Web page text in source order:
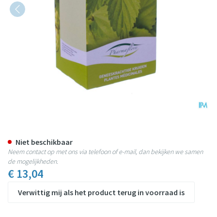
€ 13,04
Verwittig mij als het product terug in voorraad is
Niet beschikbaar
Neem contact op met ons via telefoon of e-mail, dan bekijken we samen
de mogelijkheden.